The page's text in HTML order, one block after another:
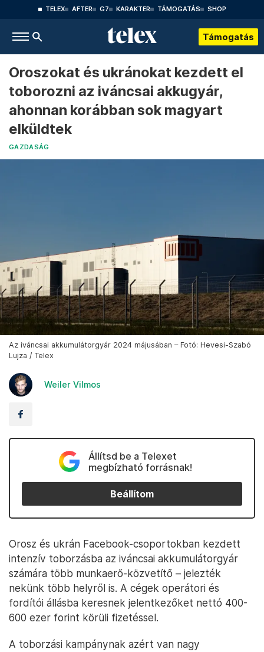
TELEX AFTER G7 KARAKTER TÁMOGATÁS SHOP
Támogatás
Oroszokat és ukránokat kezdett el
toborozni az iváncsai akkugyár,
ahonnan korábban sok magyart
elküldtek
GAZDASÁG
Az iváncsai akkumulátorgyár 2024 májusában – Fotó: Hevesi-Szabó
Lujza / Telex
Weiler Vilmos
Állítsd be a Telexet
megbízható forrásnak!
Beállítom
Orosz és ukrán Facebook-csoportokban kezdett
intenzív toborzásba az iváncsai akkumulátorgyár
számára több munkaerő-közvetítő – jelezték
nekünk több helyről is. A cégek operátori és
fordítói állásba keresnek jelentkezőket nettó 400-
600 ezer forint körüli fizetéssel.
A toborzási kampánynak azért van nagy